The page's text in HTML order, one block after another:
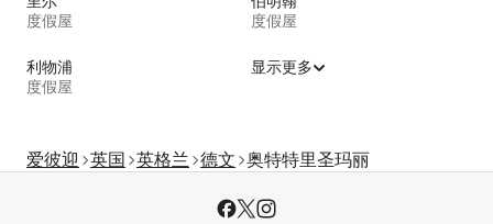
度假屋
度假屋
利物浦
度假屋
显示更多
爱彼迎 英国 英格兰 德文 奥特特里圣玛丽